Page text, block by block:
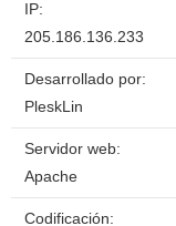
IP:
205.186.136.233
Desarrollado por:
PleskLin
Servidor web:
Apache
Codificación: